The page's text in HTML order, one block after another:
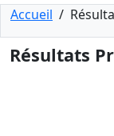
Accueil /
Résultats